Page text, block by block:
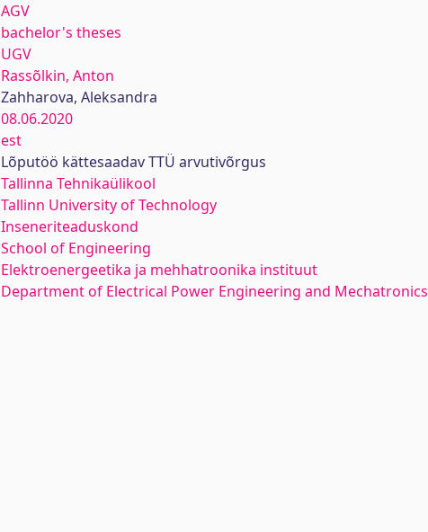
AGV
bachelor's theses
UGV
Rassõlkin, Anton
Zahharova, Aleksandra
08.06.2020
est
Lõputöö kättesaadav TTÜ arvutivõrgus
Tallinna Tehnikaülikool
Tallinn University of Technology
Inseneriteaduskond
School of Engineering
Elektroenergeetika ja mehhatroonika instituut
Department of Electrical Power Engineering and Mechatronics